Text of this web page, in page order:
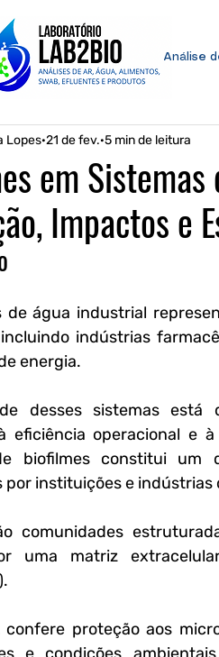
Análise
em
Impactos e
Lopes 21 de fev. 5 min de leitura
de água industrial
indústrias
energia.
desses sistemas está
eficiência operacional e
biofilmes constitui um
instituições e indústrias
comunidades
uma matriz
confere proteção aos